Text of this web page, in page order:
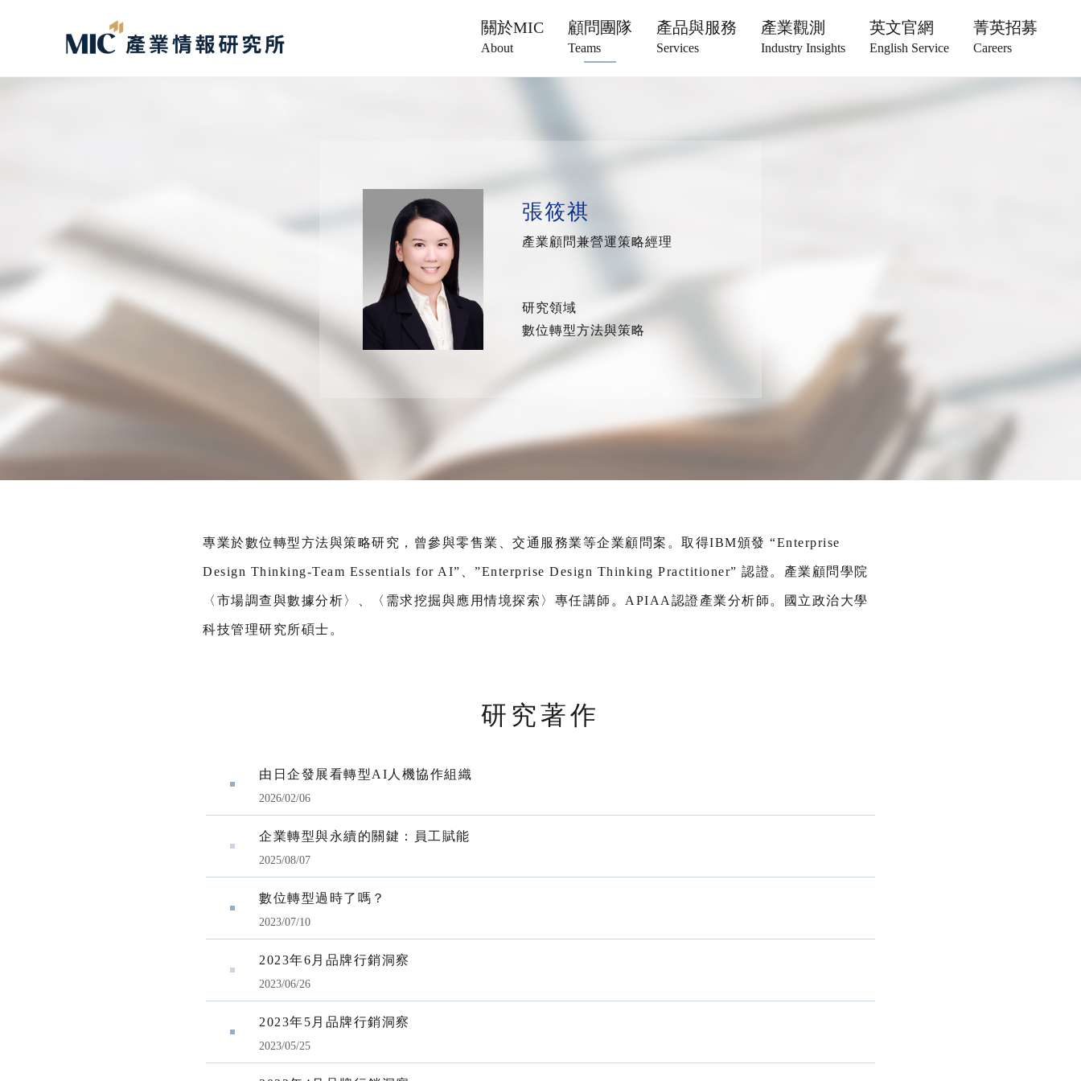
關於MIC
About
顧問團隊
Teams
產品與服務
Services
產業觀測
Industry Insights
英文官網
English Service
菁英招募
Careers
張筱祺
產業顧問兼營運策略經理
研究領域
數位轉型方法與策略
專業於數位轉型方法與策略研究，曾參與零售業、交通服務業等企業顧問案。取得IBM頒發 “Enterprise
Design Thinking-Team Essentials for AI”、”Enterprise Design Thinking Practitioner” 認證。產業顧問學院
〈市場調查與數據分析〉、〈需求挖掘與應用情境探索〉專任講師。APIAA認證產業分析師。國立政治大學
科技管理研究所碩士。
研究著作
由日企發展看轉型AI人機協作組織
2026/02/06
企業轉型與永續的關鍵：員工賦能
2025/08/07
數位轉型過時了嗎？
2023/07/10
2023年6月品牌行銷洞察
2023/06/26
2023年5月品牌行銷洞察
2023/05/25